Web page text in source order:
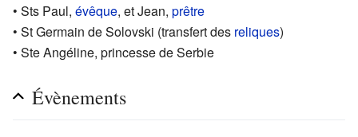
• Sts Paul, évêque, et Jean, prêtre
• St Germain de Solovski (transfert des reliques)
• Ste Angéline, princesse de Serbie
Évènements